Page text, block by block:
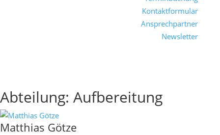
Kontaktformular
Ansprechpartner
Newsletter
Abteilung: Aufbereitung
Matthias Götze